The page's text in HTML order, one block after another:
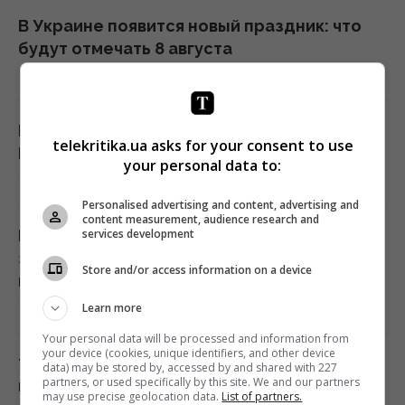
В Украине появится новый праздник: что
будут отмечать 8 августа
Гороскоп на 7 августа по картам Таро:
Водолеям - выбор, Близнецам - ускорение
18:00 четверг, 06 августа 2026
В Еврокомиссии отреагировали на
заявление Зеленского о сокращении
поставок ракет
17:58 четверг, 06 августа 2026
7 продуктов, в которых полезных жиров
намного больше, чем в авокадо
telekritika.ua asks for your consent to use
your personal data to:
Personalised advertising and content, advertising and
content measurement, audience research and
services development
Store and/or access information on a device
Learn more
Your personal data will be processed and information from
your device (cookies, unique identifiers, and other device
data) may be stored by, accessed by and shared with 227
partners, or used specifically by this site. We and our partners
may use precise geolocation data. List of partners.